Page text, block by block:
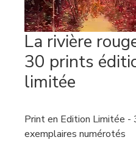
La rivière
30 prints
limitée
Print en Edition Limitée -
exemplaires numérotés